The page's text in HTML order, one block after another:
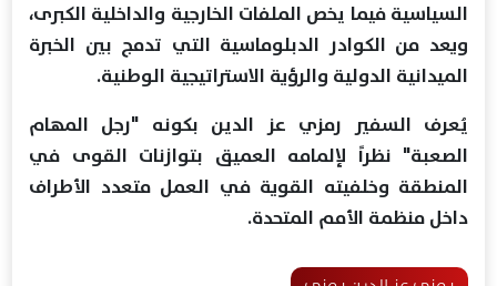
السياسية فيما يخص الملفات الخارجية والداخلية الكبرى،
ويعد من الكوادر الدبلوماسية التي تدمج بين الخبرة
الميدانية الدولية والرؤية الاستراتيجية الوطنية.
يُعرف السفير رمزي عز الدين بكونه "رجل المهام
الصعبة" نظراً لإلمامه العميق بتوازنات القوى في
المنطقة وخلفيته القوية في العمل متعدد الأطراف
داخل منظمة الأمم المتحدة.